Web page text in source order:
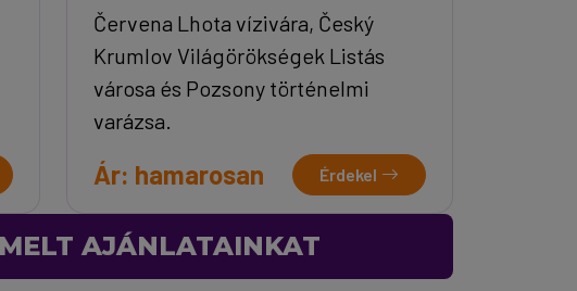
Červena Lhota vízivára, Český
Krumlov Világörökségek Listás
városa és Pozsony történelmi
varázsa.
Ár: hamarosan Érdekel
AJÁNLATAINKAT